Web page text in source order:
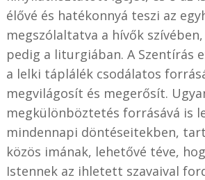
élővé és hatékonnyá teszi az
megszólaltatva a hívők
pedig a liturgiában. A Szentírás
a lelki táplálék csodálatos
megvilágosít és megerősít.
megkülönböztetés forrásává is
mindennapi döntéseitekben,
közös imának, lehetővé téve,
Istennek az ihletett szavaival